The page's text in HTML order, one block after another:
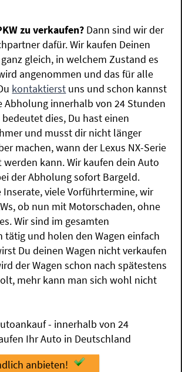
zu verkaufen? Dann sind wir der
dafür. Wir kaufen Deinen
ganz gleich, in welchem Zustand es
angenommen und das für alle
kontaktierst uns und schon kannst
Abholung innerhalb von 24 Stunden
dies, Du hast einen
und musst dir nicht länger
machen, wann der Lexus NX-Serie
kann. Wir kaufen dein Auto
der Abholung sofort Bargeld.
Inserate, viele Vorführtermine, wir
ob nun mit Motorschaden, ohne
Wir sind im gesamten
tätig und holen den Wagen einfach
Du deinen Wagen nicht verkaufen
der Wagen schon nach spätestens
mehr kann man sich wohl nicht
- innerhalb von 24
Ihr Auto in Deutschland
anbieten!